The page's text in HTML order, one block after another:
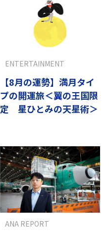
【8月の運勢】満月タイ
プの開運旅＜翼の王国限
定 星ひとみの天星術＞
ENTERTAINMENT
ANA REPORT